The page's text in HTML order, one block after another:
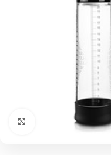
Click to enlarge